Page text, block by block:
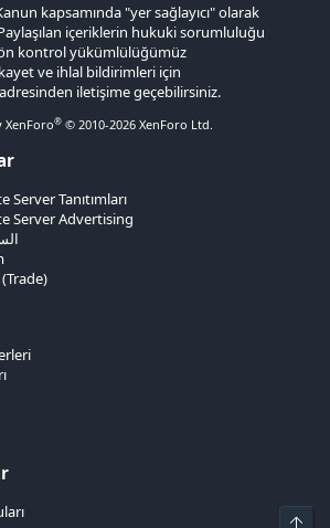
kapsamında "yer sağlayıcı" olarak
içeriklerin hukuki sorumluluğu
ön kontrol yükümlülüğümüz
ve ihlal bildirimleri için
adresinden iletişime geçebilirsiniz.
® © 2010-2026 XenForo Ltd.
Server Tanıtımları
Server Advertising